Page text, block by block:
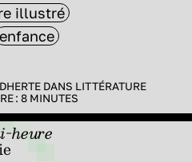
illustré
enfance
DANS LITTÉRATURE
: 8 MINUTES
heure